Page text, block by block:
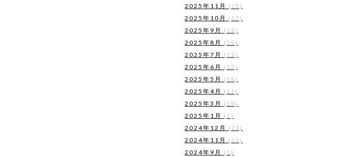
2025年11月 (15)
2025年10月 (12)
2025年9月 (12)
2025年8月 (15)
2025年7月 (12)
2025年6月 (12)
2025年5月 (15)
2025年4月 (11)
2025年3月 (19)
2025年1月 (1)
2024年12月 (23)
2024年11月 (11)
2024年9月 (1)